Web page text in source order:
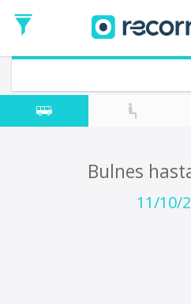
de
Ida
Vuelta (opcional)
Fecha
de
Bulnes
11/10/